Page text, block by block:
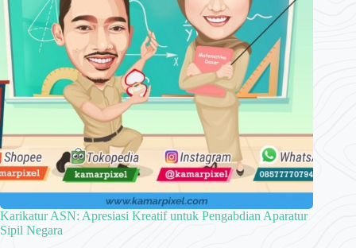
Karikatur ASN: Apresiasi Kreatif untuk Pengabdian Aparatur
Sipil Negara